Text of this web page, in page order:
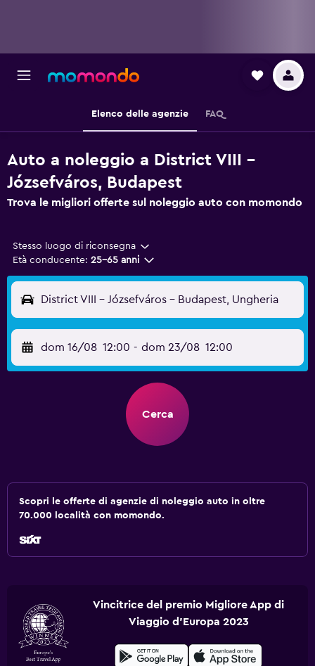
Elenco delle agenzie FAQ
Auto a noleggio a District VIII -
Józsefváros, Budapest
Trova le migliori offerte sul noleggio auto con momondo
Stesso luogo di riconsegna
Età conducente: 25-65 anni
District VIII - Józsefváros - Budapest, Ungheria
dom 16/08 12:00 - dom 23/08 12:00
Cerca
Scopri le offerte di agenzie di noleggio auto in oltre
70.000 località con momondo.
Vincitrice del premio Migliore App di
Viaggio d'Europa 2023